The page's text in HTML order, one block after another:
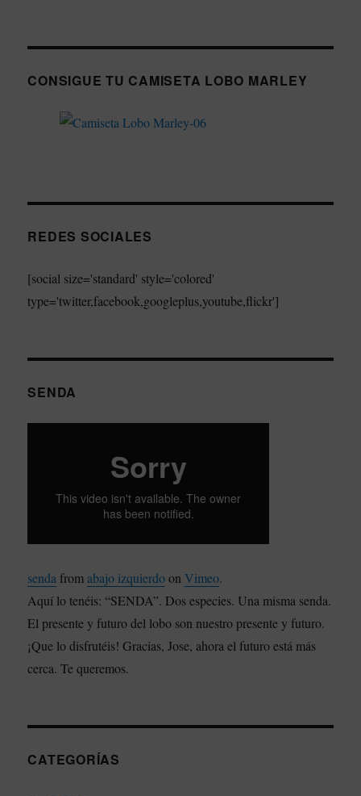
CONSIGUE TU CAMISETA LOBO MARLEY
REDES SOCIALES
[social size='standard' style='colored'
type='twitter,facebook,googleplus,youtube,flickr']
SENDA
senda fromabajo izquierdoonVimeo.
Aquí lo tenéis: “SENDA”. Dos especies. Una misma senda.
El presente y futuro del lobo son nuestro presente y futuro.
¡Que lo disfrutéis! Gracias, Jose, ahora el futuro está más
cerca. Te queremos.
CATEGORÍAS